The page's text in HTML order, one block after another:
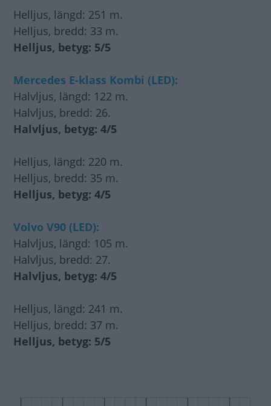
Helljus, längd: 251 m.
Helljus, bredd: 33 m.
Helljus, betyg: 5/5
Mercedes E-klass Kombi (LED):
Halvljus, längd: 122 m.
Halvljus, bredd: 26.
Halvljus, betyg: 4/5
Helljus, längd: 220 m.
Helljus, bredd: 35 m.
Helljus, betyg: 4/5
Volvo V90 (LED):
Halvljus, längd: 105 m.
Halvljus, bredd: 27.
Halvljus, betyg: 4/5
Helljus, längd: 241 m.
Helljus, bredd: 37 m.
Helljus, betyg: 5/5